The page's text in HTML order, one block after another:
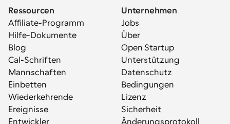
Ressourcen
Affiliate-Programm
Hilfe-Dokumente
Blog
Cal-Schriften
Mannschaften
Einbetten
Wiederkehrende
Ereignisse
Entwickler
Unternehmen
Jobs
Über
Open Startup
Unterstützung
Datenschutz
Bedingungen
Lizenz
Sicherheit
Änderungsprotokoll